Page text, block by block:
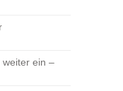
weiter ein –